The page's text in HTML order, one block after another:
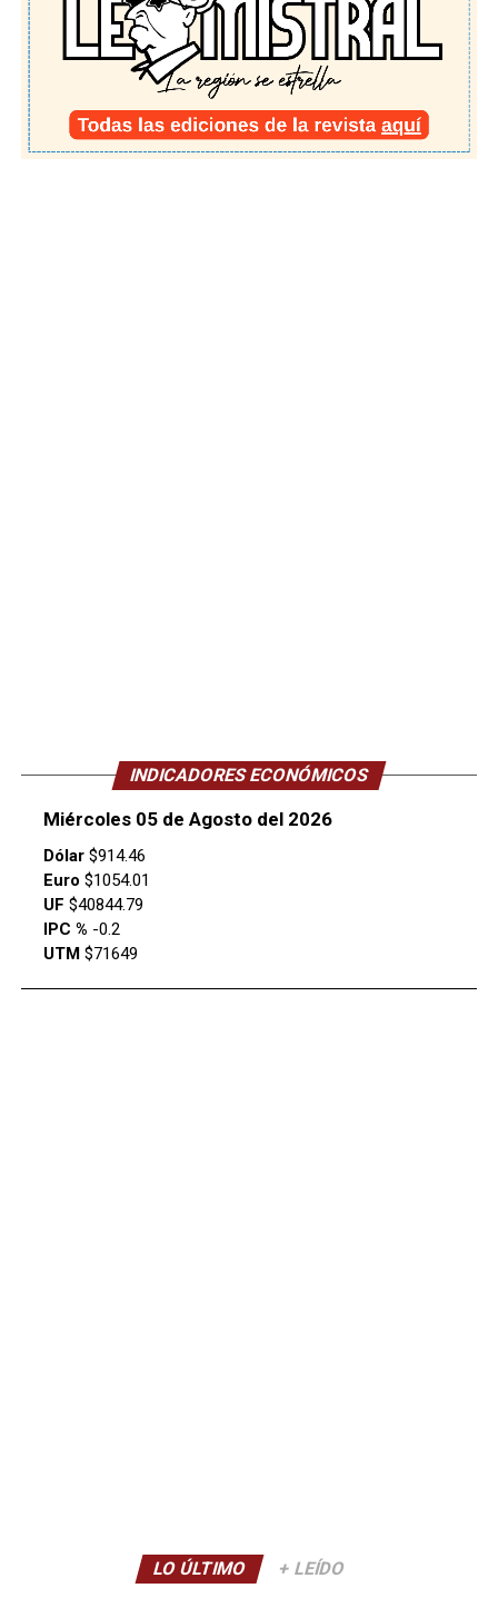
INDICADORES ECONÓMICOS
Miércoles 05 de Agosto del 2026
Dólar$914.46
Euro $1054.01
UF $40844.79
IPC % -0.2
UTM $71649
LO ÚLTIMO + LEÍDO